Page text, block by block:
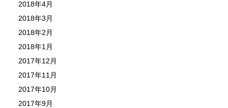
2018年4月
2018年3月
2018年2月
2018年1月
2017年12月
2017年11月
2017年10月
2017年9月